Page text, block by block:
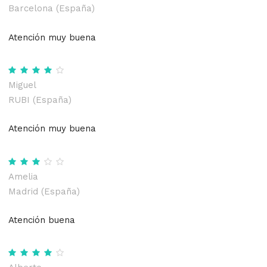
Barcelona (España)
Atención muy buena
Miguel
RUBI (España)
Atención muy buena
Amelia
Madrid (España)
Atención buena